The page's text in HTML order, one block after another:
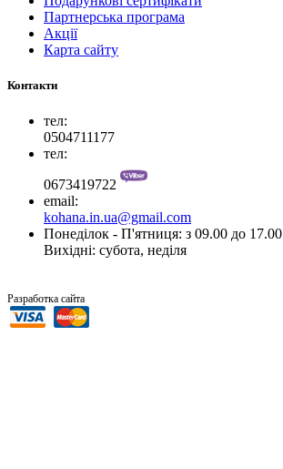
Партнерська програма
Акції
Карта сайту
Контакти
тел:
0504711177
тел:
0673419722
email:
kohana.in.ua@gmail.com
Понеділок - П'ятниця: з 09.00 до 17.00
Вихідні: субота, неділя
Разработка сайта